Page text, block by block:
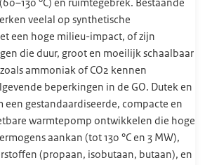
°C) en ruimtegebrek. Bestaande
veelal op synthetische
een hoge milieu-impact, of zijn
die duur, groot en moeilijk schaalbaar
ammoniak of CO2 kennen
beperkingen in de GO. Dutek en
een gestandaardiseerde, compacte en
warmtepomp ontwikkelen die hoge
aankan (tot 130 °C en 3 MW),
(propaan, isobutaan, butaan), en